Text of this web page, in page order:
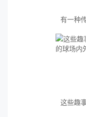
有一种
这些趣